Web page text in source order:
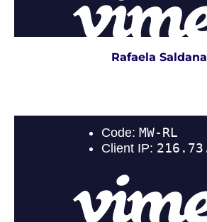
Rafaela Saldana